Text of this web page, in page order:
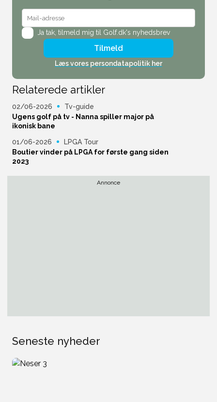
Ja tak, tilmeld mig til Golf.dk's nyhedsbrev
Tilmeld
Læs vores persondatapolitik her
Relaterede artikler
02/06-2026
Tv-guide
Ugens golf på tv - Nanna spiller major på
ikonisk bane
01/06-2026
LPGA Tour
Boutier vinder på LPGA for første gang siden
2023
Annonce
Seneste nyheder